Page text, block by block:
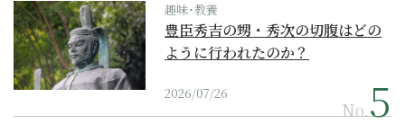
趣味･教養
豊臣秀吉の甥・秀次の切腹はどの
ように行われたのか？
2026/07/26
No.